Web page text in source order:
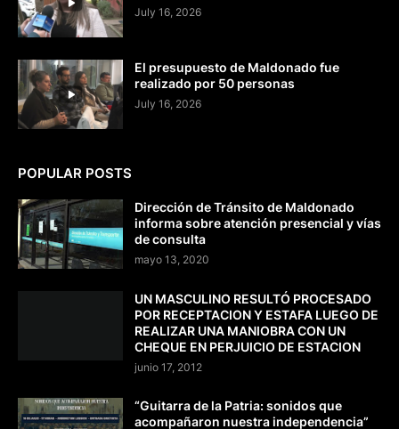
July 16, 2026
El presupuesto de Maldonado fue
realizado por 50 personas
July 16, 2026
POPULAR POSTS
Dirección de Tránsito de Maldonado
informa sobre atención presencial y vías
de consulta
mayo 13, 2020
UN MASCULINO RESULTÓ PROCESADO
POR RECEPTACION Y ESTAFA LUEGO DE
REALIZAR UNA MANIOBRA CON UN
CHEQUE EN PERJUICIO DE ESTACION
junio 17, 2012
“Guitarra de la Patria: sonidos que
acompañaron nuestra independencia”